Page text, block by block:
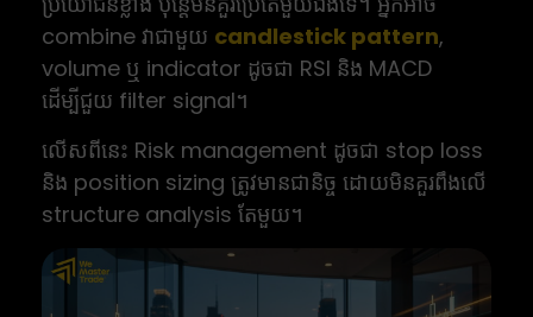
combine វាជាមួយ candlestick pattern,
volume ឬ indicator ដូចជា RSI និង MACD
ដើម្បីជួយ filter signal។
លើសពីនេះ Risk management ដូចជា stop loss
និង position sizing ត្រូវមានជានិច្ច ដោយមិនគួរពឹងលើ
structure analysis តែមួយ។